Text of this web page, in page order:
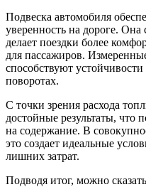
Подвеска автомобиля
уверенность на дороге. Она
делает поездки более
для пассажиров.
способствуют
поворотах.
С точки зрения расхода
достойные результаты, что
на содержание. В
это создает идеальные
лишних затрат.
Подводя итог, можно